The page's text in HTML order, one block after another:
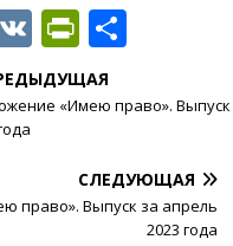
V
K
P
ri
n
ri
e
п
а
в
«Имею право».
СЛЕДУЮЩАЯ
право». Выпуск за апрель
2023 года